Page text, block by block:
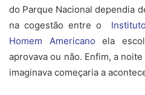
do Parque Nacional dependia
na cogestão entre o
Homem Americano ela
aprovava ou não. Enfim, a
imaginava começaria a